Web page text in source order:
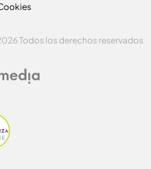
Todos los derechos reservados